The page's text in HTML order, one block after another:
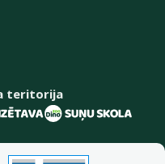
teritorija